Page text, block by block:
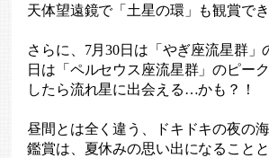
天体望遠鏡で「土星の環」も観賞でき
さらに、7月30日は「やぎ座流星群」
日は「ペルセウス座流星群」のピー
したら流れ星に出会える…かも？！
昼間とは全く違う、ドキドキの夜の
鑑賞は、夏休みの思い出になることと